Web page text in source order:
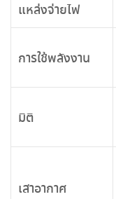
แหล่งจ่ายไฟ
การใช้พลังงาน
มิติ
เสาอากาศ